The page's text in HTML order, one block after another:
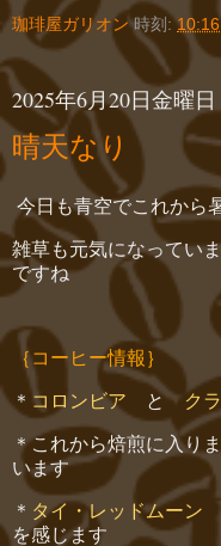
珈琲屋ガリオン 時刻:10:16
2025年6月20日金曜日
晴天なり
今日も青空でこれから
雑草も元気になってい
ですね
｛コーヒー情報｝
＊ コロンビア と ク
＊これから焙煎に入り
います
＊ タイ・レッドムーン
を感じます